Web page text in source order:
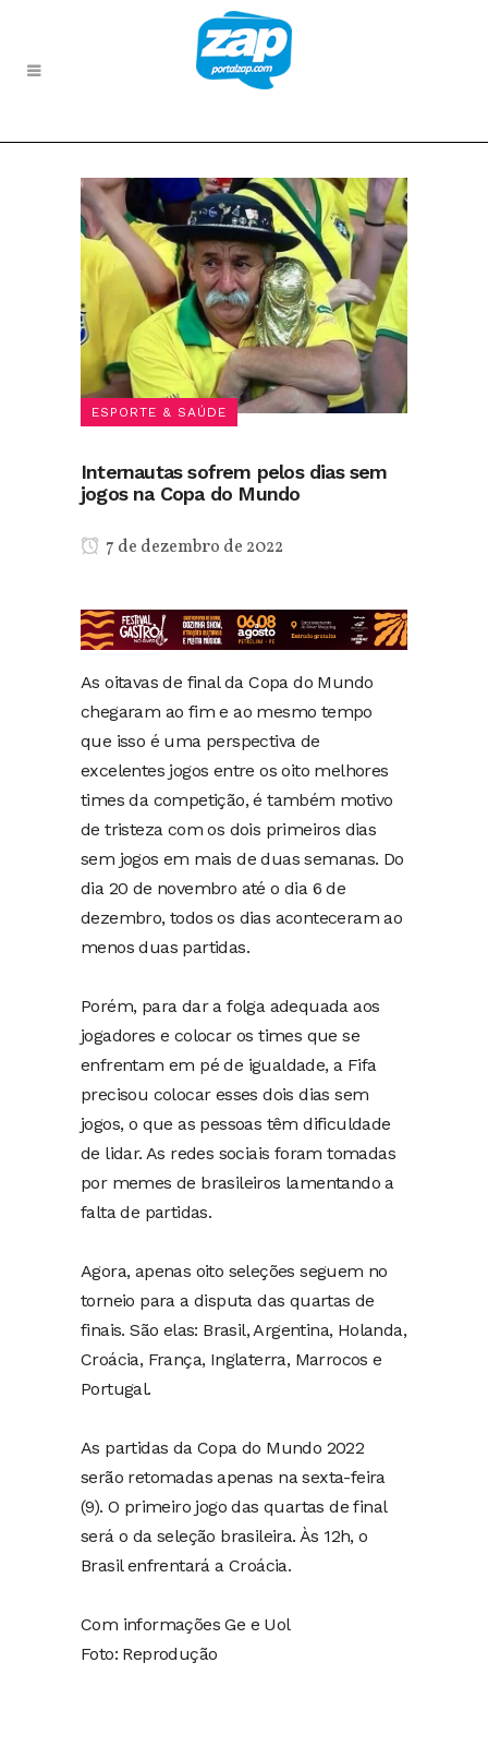
ESPORTE & SAÚDE
Internautas sofrem pelos dias sem
jogos na Copa do Mundo
7 de dezembro de 2022
As oitavas de final da Copa do Mundo
chegaram ao fim e ao mesmo tempo
que isso é uma perspectiva de
excelentes jogos entre os oito melhores
times da competição, é também motivo
de tristeza com os dois primeiros dias
sem jogos em mais de duas semanas. Do
dia 20 de novembro até o dia 6 de
dezembro, todos os dias aconteceram ao
menos duas partidas.
Porém, para dar a folga adequada aos
jogadores e colocar os times que se
enfrentam em pé de igualdade, a Fifa
precisou colocar esses dois dias sem
jogos, o que as pessoas têm dificuldade
de lidar. As redes sociais foram tomadas
por memes de brasileiros lamentando a
falta de partidas.
Agora, apenas oito seleções seguem no
torneio para a disputa das quartas de
finais. São elas: Brasil, Argentina, Holanda,
Croácia, França, Inglaterra, Marrocos e
Portugal.
As partidas da Copa do Mundo 2022
serão retomadas apenas na sexta-feira
(9). O primeiro jogo das quartas de final
será o da seleção brasileira. Às 12h, o
Brasil enfrentará a Croácia.
Com informações Ge e Uol
Foto: Reprodução